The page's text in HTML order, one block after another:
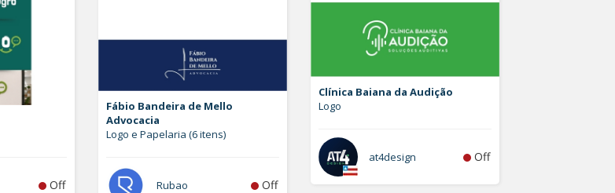
Clínica Baiana da Audição
Logo
at4design Off
Fábio Bandeira de Mello
Advocacia
Logo e Papelaria (6 itens)
Rubao Off
Off